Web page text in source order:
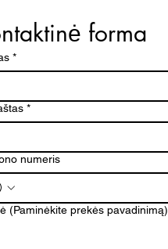
forma
*
*
numeris
(Paminėkite prekės pavadinimą)